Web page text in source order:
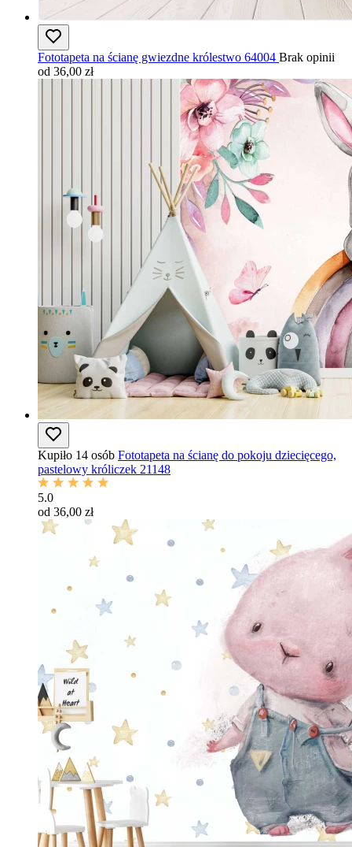
Fototapeta na ścianę gwiezdne królestwo 64004 Brak opinii
od 36,00 zł
Kupiło 14 osób Fototapeta na ścianę do pokoju dziecięcego,
pastelowy króliczek 21148
5.0
od 36,00 zł